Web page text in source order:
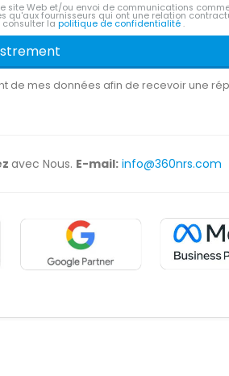
site Web et/ou envoi de communications
qu'aux fournisseurs qui ont une relation
consulter la politique de confidentialité .
de mes données afin de recevoir une
avec Nous. E-mail: info@360nrs.com